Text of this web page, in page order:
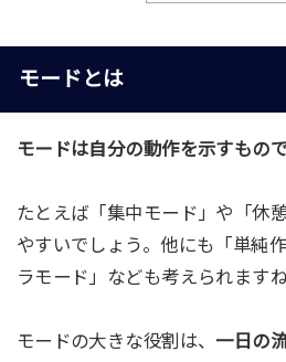
モードとは
モードは自分の動作を示すもので
たとえば「集中モード」や「休
やすいでしょう。他にも「単純
ラモード」なども考えられますね
モードの大きな役割は、 一日の